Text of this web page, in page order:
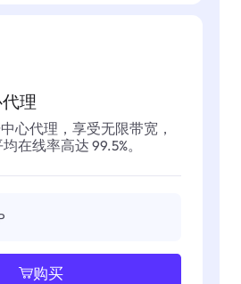
理
心代理，享受无限带宽，
在线率高达 99.5%。
购买